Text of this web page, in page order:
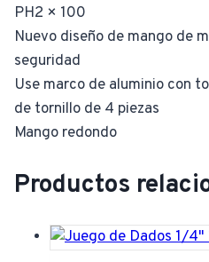
PH2 × 100
Nuevo diseño de mango de
seguridad
Use marco de aluminio con
de tornillo de 4 piezas
Mango redondo
Productos